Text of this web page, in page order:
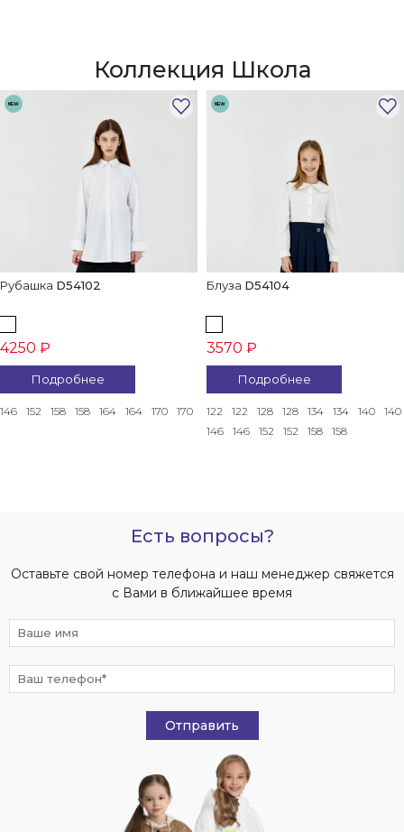
Коллекция Школа
NEW
Рубашка D54102
4250 ₽
Подробнее
146 152 158 158 164 164 170 170
NEW
Блуза D54104
3570 ₽
Подробнее
122 122 128 128 134 134 140
140
146
146 152 152 158 158
Есть вопросы?
Оставьте свой номер телефона и наш менеджер свяжется
с Вами в ближайшее время
Отправить